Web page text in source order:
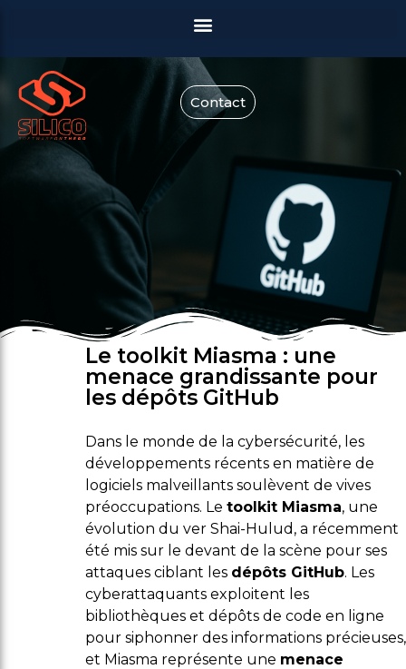
Contact
Le toolkit Miasma : une
menace grandissante pour
les dépôts GitHub
Dans le monde de la cybersécurité, les
développements récents en matière de
logiciels malveillants soulèvent de vives
préoccupations. Le toolkit Miasma, une
évolution du ver Shai-Hulud, a récemment
été mis sur le devant de la scène pour ses
attaques ciblant les dépôts GitHub. Les
cyberattaquants exploitent les
bibliothèques et dépôts de code en ligne
pour siphonner des informations précieuses,
et Miasma représente une menace